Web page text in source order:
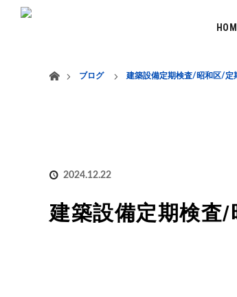
menu
ブログ
建築設備定期検査/昭和区/定
2024.12.22
建築設備定期検査